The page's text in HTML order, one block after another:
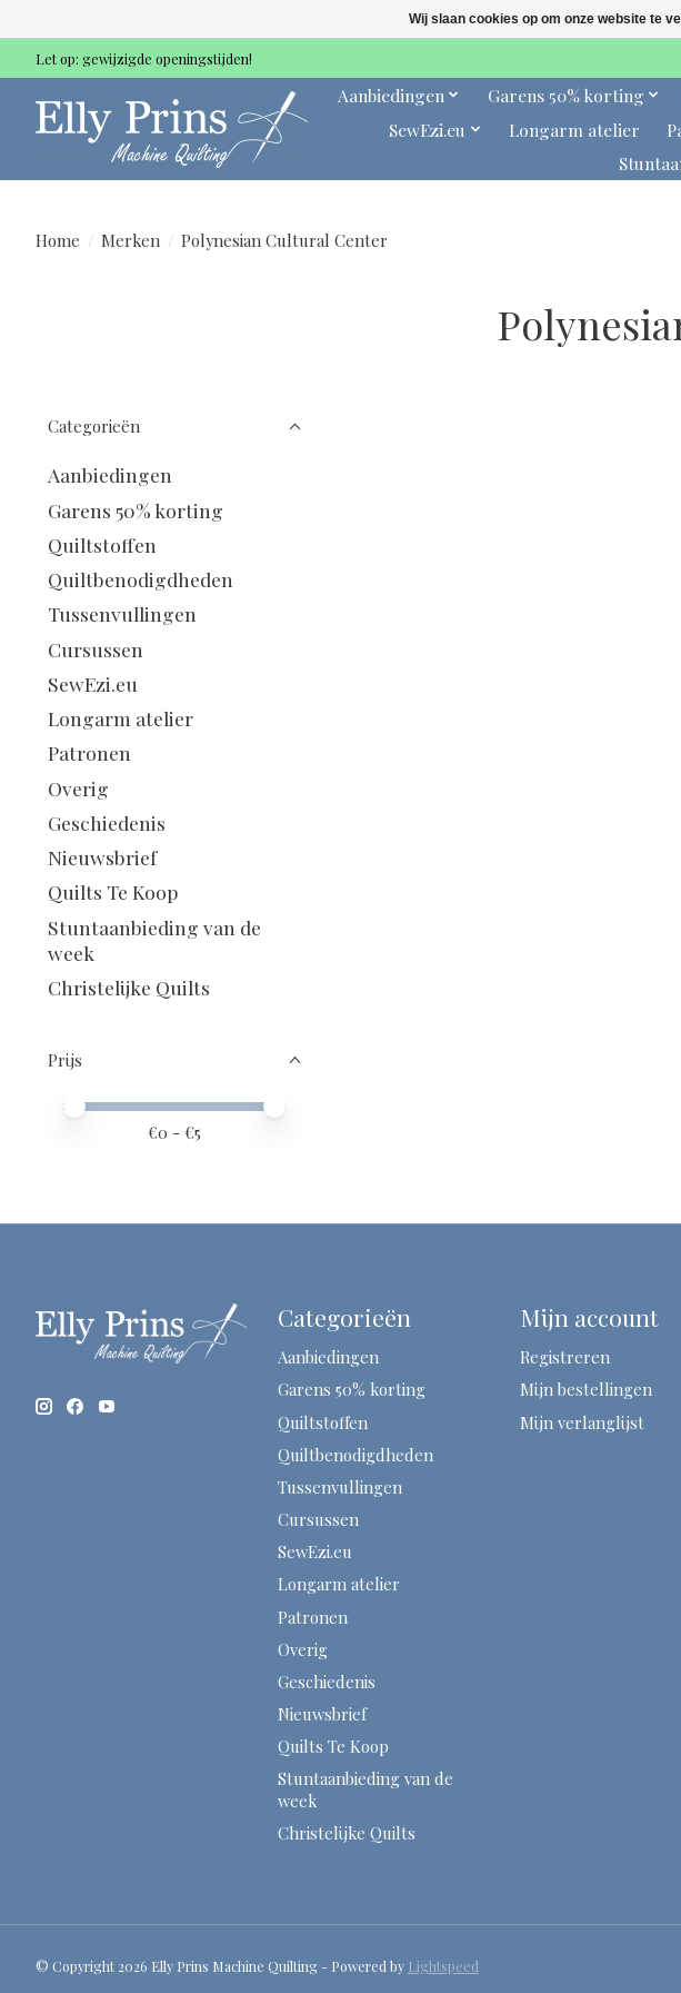
Let op: gewijzigde openingstijden!
Aanbiedingen Garens 50% korting
SewEzi.eu
Longarm atelier
Home / Merken / Polynesian Cultural Center
Categorieën
Aanbiedingen
Garens 50% korting
Quiltstoffen
Quiltbenodigdheden
Tussenvullingen
Cursussen
SewEzi.eu
Longarm atelier
Patronen
Overig
Geschiedenis
Nieuwsbrief
Quilts Te Koop
Stuntaanbieding van de
week
Christelijke Quilts
Prijs
Minimale prijswaarde
Price maximum value
€0 - €5
Categorieën
Aanbiedingen
Garens 50% korting
Quiltstoffen
Quiltbenodigdheden
Tussenvullingen
Cursussen
SewEzi.eu
Longarm atelier
Patronen
Overig
Geschiedenis
Nieuwsbrief
Quilts Te Koop
Stuntaanbieding van de
week
Christelijke Quilts
Mijn account
Registreren
Mijn bestellingen
Mijn verlanglijst
© Copyright 2026 Elly Prins Machine Quilting - Powered by Lightspeed
Wij slaan cookies op om onze website te